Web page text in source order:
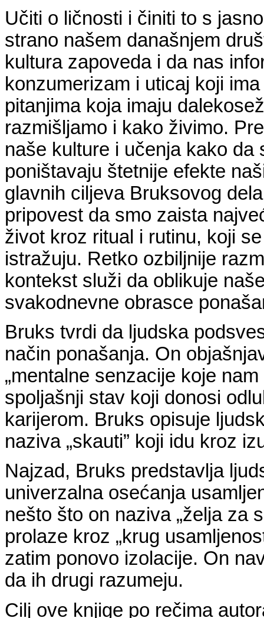
Učiti o ličnosti i činiti to s
strano našem današnjem
kultura zapoveda i da nas
konzumerizam i uticaj koji
pitanjima koja imaju
razmišljamo i kako živimo.
naše kulture i učenja kako
poništavaju štetnije efekte
glavnih ciljeva Bruksovog
pripovest da smo zaista
život kroz ritual i rutinu, koji
istražuju. Retko ozbiljnije
kontekst služi da oblikuje
svakodnevne obrasce
Bruks tvrdi da ljudska
način ponašanja. On
„mentalne senzacije koje
spoljašnji stav koji donosi
karijerom. Bruks opisuje
naziva „skauti” koji idu kroz
Najzad, Bruks predstavlja
univerzalna osećanja
nešto što on naziva „želja za
prolaze kroz „krug
zatim ponovo izolacije. On
da ih drugi razumeju.
Cilj ove knjige po rečima